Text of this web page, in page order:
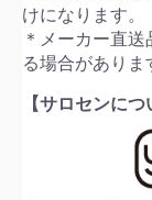
けになります。
＊メーカー直
る場合がありま
【サロセンにつ